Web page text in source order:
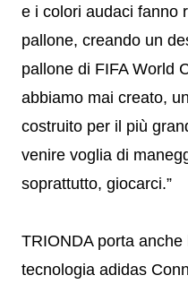
e i colori audaci fanno
pallone, creando un
pallone di FIFA World
abbiamo mai creato,
costruito per il più
venire voglia di
soprattutto, giocarci.”
TRIONDA porta anche
tecnologia adidas